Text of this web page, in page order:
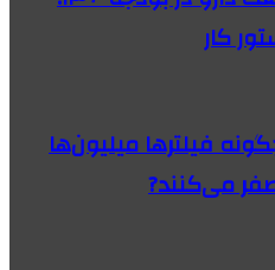
کار
فیلترها میلیون‌ها
صفر می‌کنند?